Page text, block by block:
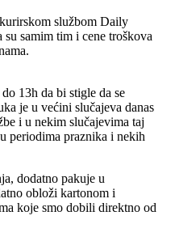
službom Daily
samim tim i cene troškova
13h da bi stigle da se
je u većini slučajeva danas
i u nekim slučajevima taj
periodima praznika i nekih
dodatno pakuje u
obloži kartonom i
koje smo dobili direktno od